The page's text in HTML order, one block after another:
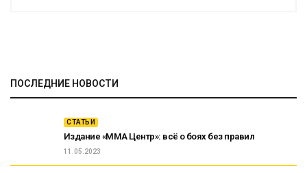
ПОСЛЕДНИЕ НОВОСТИ
СТАТЬИ
Издание «ММА Центр»: всё о боях без правил
11.05.2023